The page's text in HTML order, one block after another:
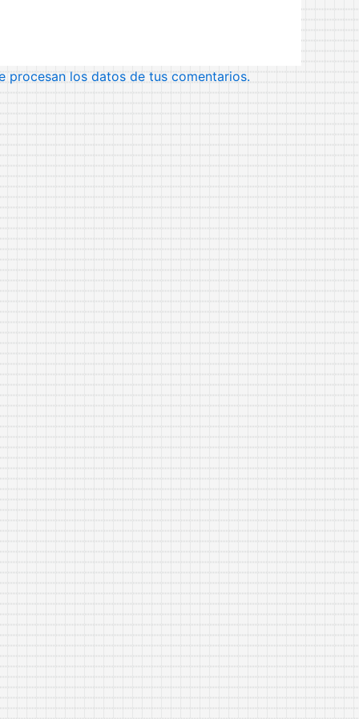
procesan los datos de tus comentarios.